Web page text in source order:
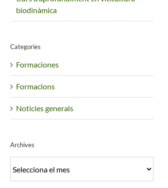
biodinàmica
Categories
Formaciones
Formacions
Noticies generals
Archives